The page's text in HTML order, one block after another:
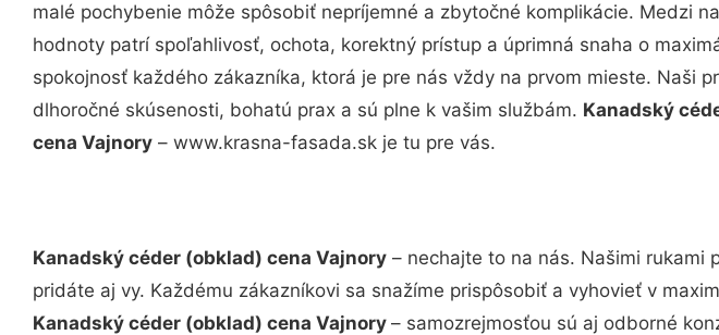
malé pochybenie môže spôsobiť nepríjemné a zbytočné komplikácie. Medzi
hodnoty patrí spoľahlivosť, ochota, korektný prístup a úprimná snaha o
spokojnosť každého zákazníka, ktorá je pre nás vždy na prvom mieste. Naši
dlhoročné skúsenosti, bohatú prax a sú plne k vašim službám. Kanadský
cena Vajnory – www.krasna-fasada.sk je tu pre vás.
Kanadský céder (obklad) cena Vajnory – nechajte to na nás. Našimi rukami
pridáte aj vy. Každému zákazníkovi sa snažíme prispôsobiť a vyhovieť v
Kanadský céder (obklad) cena Vajnory – samozrejmosťou sú aj odborné